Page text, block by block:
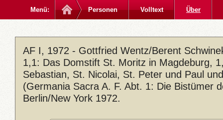
Menü: Personen Volltext Über
AF I, 1972 - Gottfried Wentz/Berent
1,1: Das Domstift St. Moritz in Magdeburg,
Sebastian, St. Nicolai, St. Peter und Paul
(Germania Sacra A. F. Abt. 1: Die Bistümer
Berlin/New York 1972.